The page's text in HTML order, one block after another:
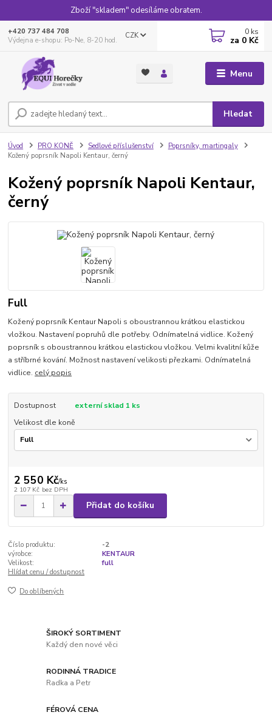
Zboží "skladem" odesíláme obratem.
Menu
CZK
Hledat
+420 737 484 708
Výdejna e-shopu: Po-Ne, 8-20 hod.
0 ks
za 0 Kč
Úvod PRO KONĚ Sedlové příslušenství
Poprsníky, martingaly
Kožený poprsník Napoli Kentaur, černý
Kožený poprsník Napoli Kentaur,
černý
Full
Kožený poprsník Kentaur Napoli s oboustrannou krátkou elastickou
vložkou. Nastavení popruhů dle potřeby. Odnímatelná vidlice. Kožený
poprsník s oboustrannou krátkou elastickou vložkou. Velmi kvalitní kůže
a stříbrné kování. Možnost nastavení velikosti přezkami. Odnímatelná
vidlice. celý popis
Dostupnost
externí sklad 1 ks
Velikost dle koně
2 550 Kč/ks
2 107 Kč bez DPH
Přidat do košíku
Číslo produktu:
-2
výrobce:
KENTAUR
Velikost:
full
Hlídat cenu / dostupnost
Do oblíbených
ŠIROKÝ SORTIMENT
Každý den nové věci
RODINNÁ TRADICE
Radka a Petr
FÉROVÁ CENA